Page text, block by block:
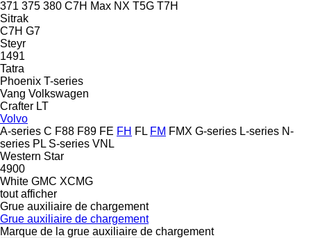
371 375 380 C7H Max NX T5G T7H
Sitrak
C7H G7
Steyr
1491
Tatra
Phoenix T-series
Vang Volkswagen
Crafter LT
Volvo
A-series C F88 F89 FE FH FL FM FMX G-series L-series N-
series PL S-series VNL
Western Star
4900
White GMC XCMG
tout afficher
Grue auxiliaire de chargement
Grue auxiliaire de chargement
Marque de la grue auxiliaire de chargement